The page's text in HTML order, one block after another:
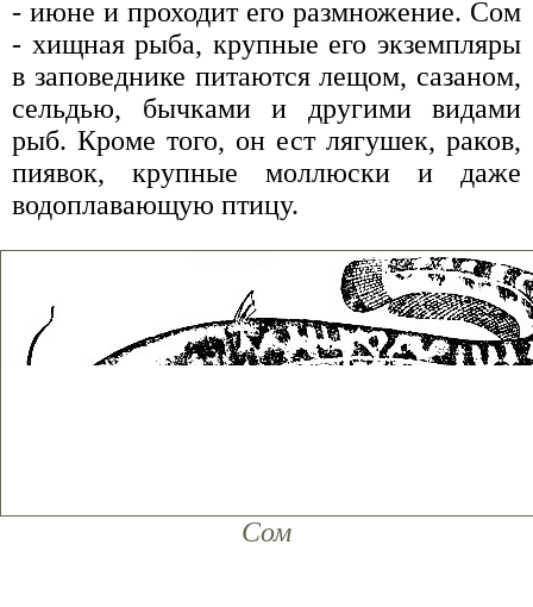
- июне и проходит его размножение. Сом
- хищная рыба, крупные его экземпляры
в заповеднике питаются лещом, сазаном,
сельдью, бычками и другими видами
рыб. Кроме того, он ест лягушек, раков,
пиявок, крупные моллюски и даже
водоплавающую птицу.
Сом